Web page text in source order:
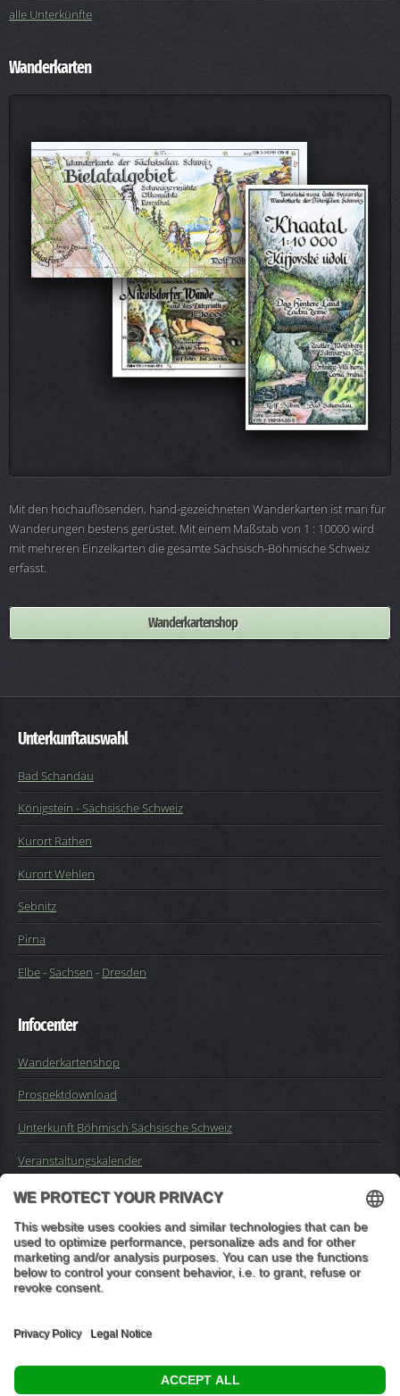
alle Unterkünfte
Wanderkarten
Mit den hochauflösenden, hand-gezeichneten Wanderkarten ist man für
Wanderungen bestens gerüstet. Mit einem Maßstab von 1 : 10000 wird
mit mehreren Einzelkarten die gesamte Sächsisch-Böhmische Schweiz
erfasst.
Wanderkartenshop
Unterkunftauswahl
Bad Schandau
Königstein - Sächsische Schweiz
Kurort Rathen
Kurort Wehlen
Sebnitz
Pirna
Elbe-Sachsen - Dresden
Infocenter
Wanderkartenshop
Prospektdownload
Unterkunft Böhmisch Sächsische Schweiz
Veranstaltungskalender
Impressum
Buchungsanfrage
"In den Wäldern sind Dinge, über die nachzudenken man jahrelang
im Moos liegen könnte." (Franz Kafka)